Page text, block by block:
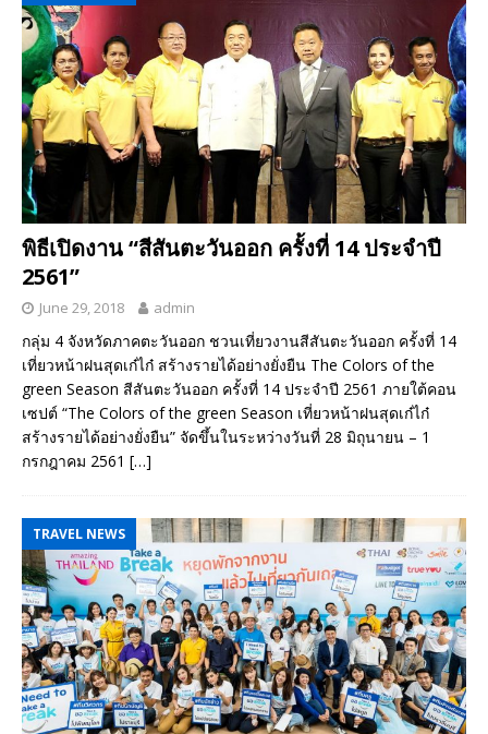
พิธีเปิดงาน “สีสันตะวันออก ครั้งที่ 14 ประจำปี
2561”
June 29, 2018 admin
กลุ่ม 4 จังหวัดภาคตะวันออก ชวนเที่ยวงานสีสันตะวันออก ครั้งที่ 14
เที่ยวหน้าฝนสุดเก๋ไก๋ สร้างรายได้อย่างยั่งยืน The Colors of the
green Season สีสันตะวันออก ครั้งที่ 14 ประจำปี 2561 ภายใต้คอน
เซปต์ “The Colors of the green Season เที่ยวหน้าฝนสุดเก๋ไก๋
สร้างรายได้อย่างยั่งยืน” จัดขึ้นในระหว่างวันที่ 28 มิถุนายน – 1
กรกฎาคม 2561 […]
TRAVEL NEWS